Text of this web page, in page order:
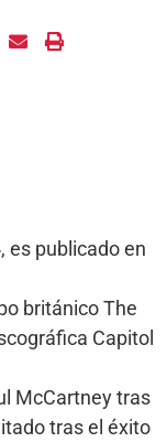
es publicado en
británico The
Capitol
McCartney tras
tras el éxito